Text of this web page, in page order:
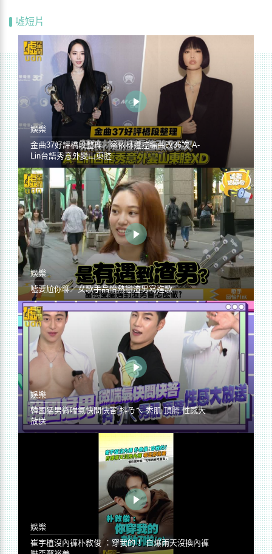
噓短片
娛樂
金曲37好評橋段整理／蔡依林遭控編曲改36次 A-
Lin台語秀意外變山東腔
娛樂
噓要尬你聊／女歌手品怡熱戀渣男寫進歌
娛樂
韓國猛男微喘氣快問快答 抖ㄋㄟ 秀肌 頂胯 性感大
放送
娛樂
崔宇植沒內褲朴敘俊 ：穿我的！ 自爆兩天沒換內褲